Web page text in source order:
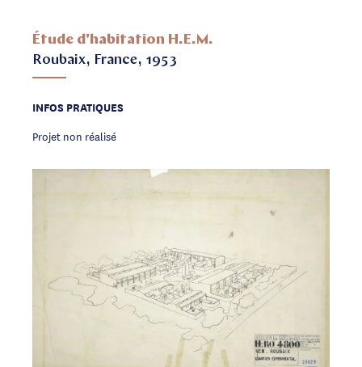
Étude d'habitation H.E.M.
Roubaix, France, 1953
INFOS PRATIQUES
Projet non réalisé